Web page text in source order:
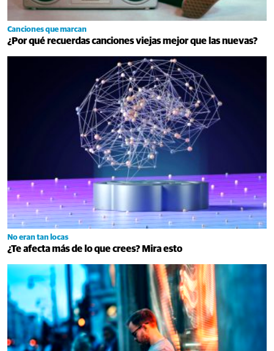
Canciones que marcan
¿Por qué recuerdas canciones viejas mejor que las nuevas?
No eran tan locas
¿Te afecta más de lo que crees? Mira esto